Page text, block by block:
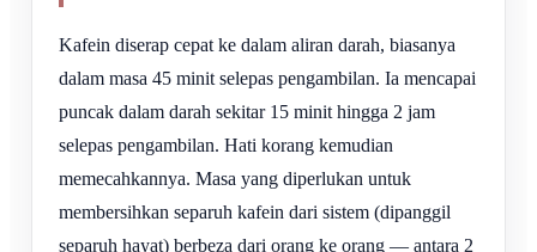
Kafein diserap cepat ke dalam aliran darah, biasanya
dalam masa 45 minit selepas pengambilan. Ia mencapai
puncak dalam darah sekitar 15 minit hingga 2 jam
selepas pengambilan. Hati korang kemudian
memecahkannya. Masa yang diperlukan untuk
membersihkan separuh kafein dari sistem (dipanggil
separuh hayat) berbeza dari orang ke orang — antara 2